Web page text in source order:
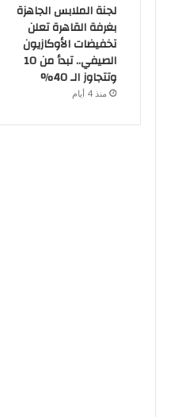
لجنة الملابس الجاهزة
بغرفة القاهرة تعلن
تخفيضات الأوكازيون
الصيفي.. تبدأ من 10
وتتجاوز الـ 40%
منذ 4 أيام